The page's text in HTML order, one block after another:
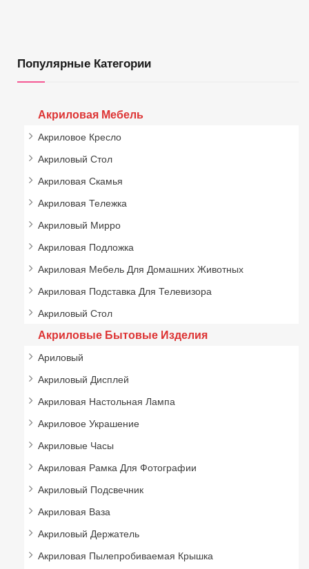
Популярные Категории
Акриловая Мебель
Акриловое Кресло
Акриловый Стол
Акриловая Скамья
Акриловая Тележка
Акриловый Мирро
Акриловая Подложка
Акриловая Мебель Для Домашних Животных
Акриловая Подставка Для Телевизора
Акриловый Стол
Акриловые Бытовые Изделия
Ариловый
Акриловый Дисплей
Акриловая Настольная Лампа
Акриловое Украшение
Акриловые Часы
Акриловая Рамка Для Фотографии
Акриловый Подсвечник
Акриловая Ваза
Акриловый Держатель
Акриловая Пылепробиваемая Крышка